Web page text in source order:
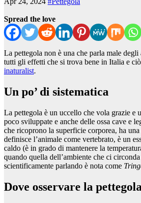
Spread the love
La pettegola non è una che parla male
tutti gli effetti che si trova bene in Italia e
inaturalist.
Un po’ di sistematica
La pettegola è un uccello che vola grazie e
poco sviluppate e anche delle ossa cave e
che ricoprono la superficie corporea, ha
definisce l’animale come vertebrato, è un
caldo (è in grado di mantenere la
quando quella dell’ambiente che ci
scientificamente parlando è nota come
Dove osservare la pettegola